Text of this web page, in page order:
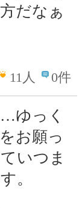
だなぁ
11人 0件
ゆっく
お願っ
いつま
。